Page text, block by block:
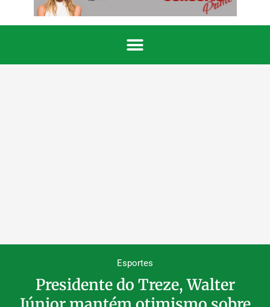
Esportes
Presidente do Treze, Walter